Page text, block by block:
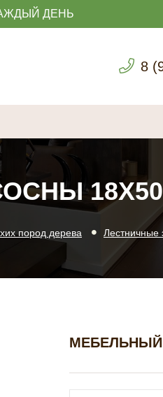
ДЕНЬ
8
пород дерева Лестничные
МЕБЕЛЬНЫЙ